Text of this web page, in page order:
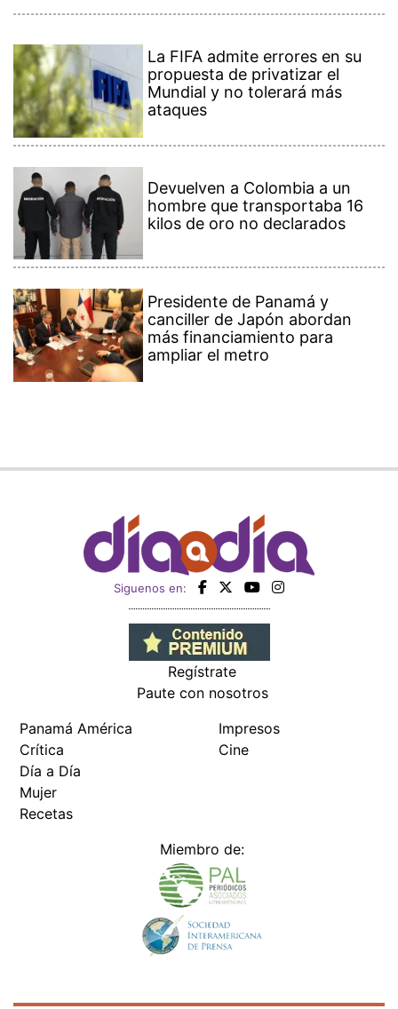
La FIFA admite errores en su
propuesta de privatizar el
Mundial y no tolerará más
ataques
Devuelven a Colombia a un
hombre que transportaba 16
kilos de oro no declarados
Presidente de Panamá y
canciller de Japón abordan
más financiamiento para
ampliar el metro
Siguenos en:
Regístrate
Paute con nosotros
Panamá América
Crítica
Día a Día
Mujer
Recetas
Impresos
Cine
Miembro de: